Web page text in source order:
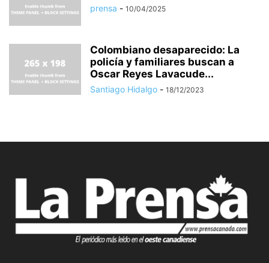
prensa - 10/04/2025
Colombiano desaparecido: La
policía y familiares buscan a
Oscar Reyes Lavacude...
Santiago Hidalgo - 18/12/2023